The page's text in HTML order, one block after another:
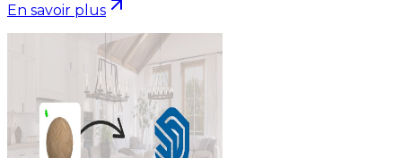
En savoir plus